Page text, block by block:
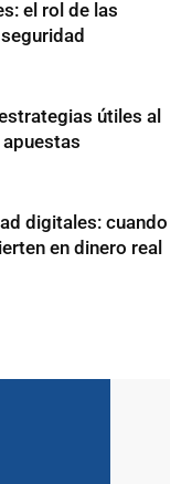
el rol de las
útiles al
digitales: cuando
en dinero real